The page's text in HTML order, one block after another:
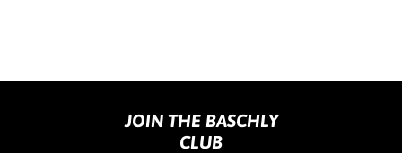
JOIN THE BASCHLY
CLUB